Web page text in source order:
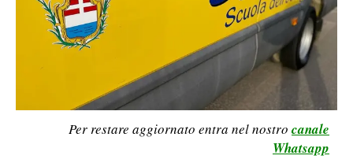
ECONOMIA
SERVIZI ALLE IMPRESE
SPORT IN SARDEGNA
Per restare aggiornato entra nel nostro canale
Whatsapp